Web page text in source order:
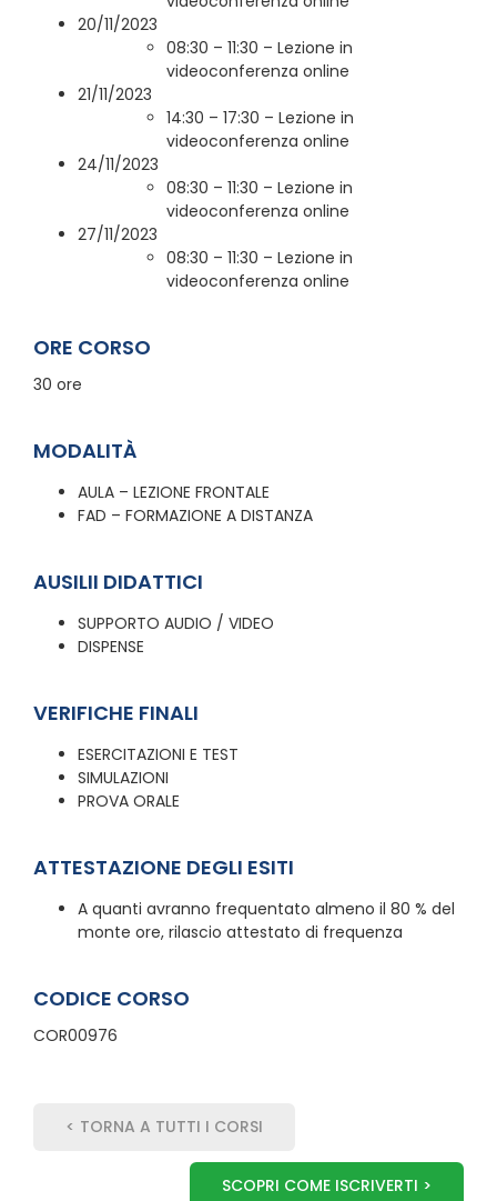
20/11/2023
08:30 – 11:30 – Lezione in
videoconferenza online
21/11/2023
14:30 – 17:30 – Lezione in
videoconferenza online
24/11/2023
08:30 – 11:30 – Lezione in
videoconferenza online
27/11/2023
08:30 – 11:30 – Lezione in
videoconferenza online
ORE CORSO
30 ore
MODALITÀ
AULA – LEZIONE FRONTALE
FAD – FORMAZIONE A DISTANZA
AUSILII DIDATTICI
SUPPORTO AUDIO / VIDEO
DISPENSE
VERIFICHE FINALI
ESERCITAZIONI E TEST
SIMULAZIONI
PROVA ORALE
ATTESTAZIONE DEGLI ESITI
A quanti avranno frequentato almeno il 80 % del
monte ore, rilascio attestato di frequenza
CODICE CORSO
COR00976
< TORNA A TUTTI I CORSI
SCOPRI COME ISCRIVERTI >